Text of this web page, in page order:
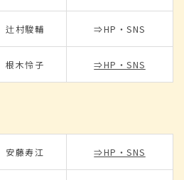
辻村駿輔 ⇒HP・SNS
根木怜子 ⇒HP・SNS
安藤寿江 ⇒HP・SNS